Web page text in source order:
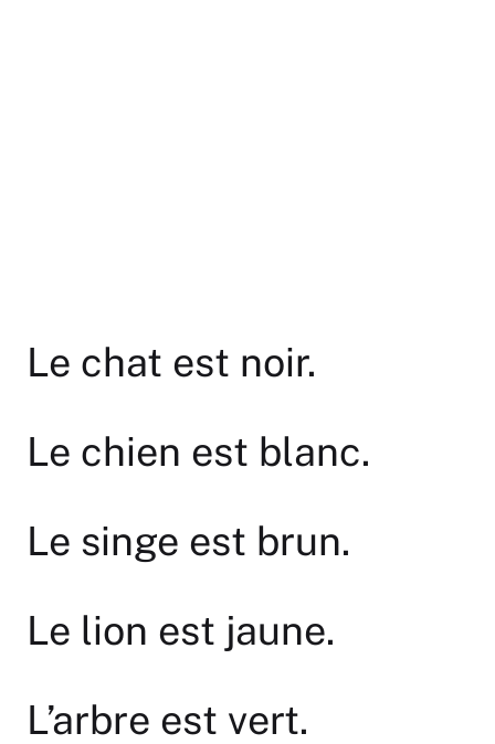
Le chat est noir.
Le chien est blanc.
Le singe est brun.
Le lion est jaune.
L’arbre est vert.